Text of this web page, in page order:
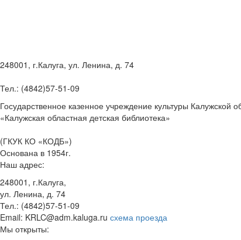
248001, г.Калуга, ул. Ленина, д. 74
Тел.: (4842)57-51-09
Государственное казенное учреждение культуры Калужской
«Калужская областная детская библиотека»
(ГКУК КО «КОДБ»)
Основана в 1954г.
Наш адрес:
248001, г.Калуга,
ул. Ленина, д. 74
Тел.: (4842)57-51-09
Email: KRLC@adm.kaluga.ru схема проезда
Мы открыты: